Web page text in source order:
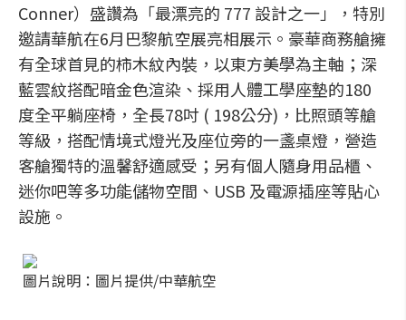
Conner）盛讚為「最漂亮的 777 設計之一」，特別
邀請華航在6月巴黎航空展亮相展示。豪華商務艙擁
有全球首見的柿木紋內裝，以東方美學為主軸；深
藍雲紋搭配暗金色渲染、採用人體工學座墊的180
度全平躺座椅，全長78吋 ( 198公分)，比照頭等艙
等級，搭配情境式燈光及座位旁的一盞桌燈，營造
客艙獨特的溫馨舒適感受；另有個人隨身用品櫃、
迷你吧等多功能儲物空間、USB 及電源插座等貼心
設施。
圖片說明：圖片提供/中華航空